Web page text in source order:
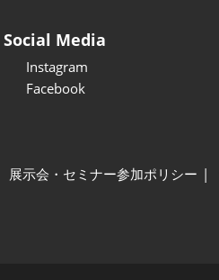
Social Media
Instagram
Facebook
展示会・セミナー参加ポリシー